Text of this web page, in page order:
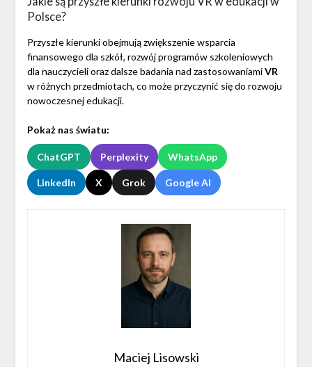
Polsce?
Przyszłe kierunki obejmują zwiększenie wsparcia
finansowego dla szkół, rozwój programów szkoleniowych
dla nauczycieli oraz dalsze badania nad zastosowaniamiVR
w różnych przedmiotach, co może przyczynić się do rozwoju
nowoczesnej edukacji.
Pokaż nas światu:
ChatGPT Perplexity WhatsApp
LinkedIn X Grok Google AI
Maciej Lisowski